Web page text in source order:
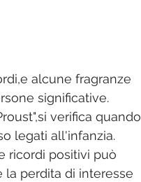
alcune fragranze
significative.
verifica quando
legati all'infanzia.
ricordi positivi può
perdita di interesse